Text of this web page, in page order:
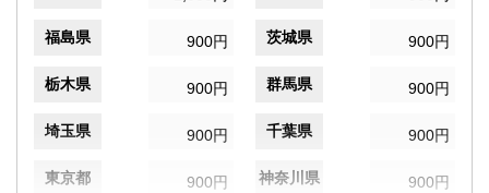
福島県 900円 茨城県 900円
栃木県 900円 群馬県 900円
埼玉県 900円 千葉県 900円
東京都 900円 神奈川県 900円